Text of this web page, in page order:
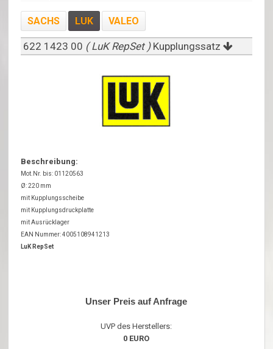
SACHS LUK VALEO
622 1423 00 ( LuK RepSet ) Kupplungssatz
Beschreibung:
Mot.Nr. bis: 01120563
Ø: 220 mm
mit Kupplungsscheibe
mit Kupplungsdruckplatte
mit Ausrücklager
EAN Nummer: 4005108941213
LuK RepSet
Unser Preis auf Anfrage
UVP des Herstellers:
0 EURO